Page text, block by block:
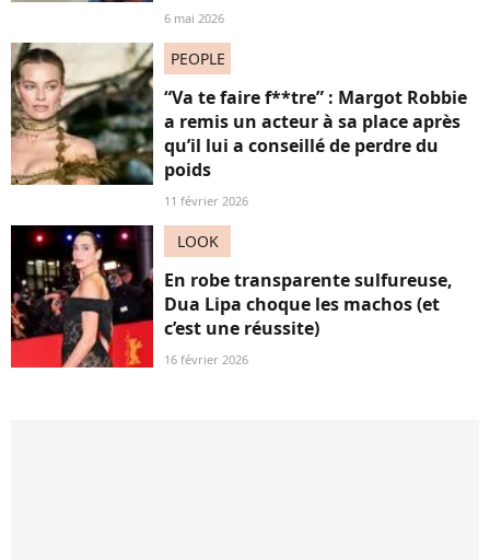
6 mai 2026
PEOPLE
“Va te faire f**tre” : Margot Robbie
a remis un acteur à sa place après
qu’il lui a conseillé de perdre du
poids
11 février 2026
LOOK
En robe transparente sulfureuse,
Dua Lipa choque les machos (et
c’est une réussite)
16 février 2026